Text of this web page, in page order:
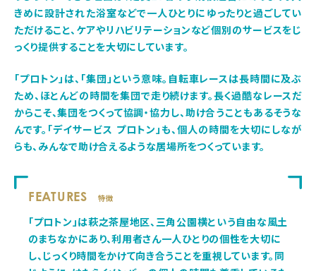
きめに設計された浴室などで一人ひとりにゆったりと過ごしてい
ただけること、ケアやリハビリテーションなど個別のサービスをじ
っくり提供することを大切にしています。
「プロトン」は、「集団」という意味。自転車レースは長時間に及ぶ
ため、ほとんどの時間を集団で走り続けます。長く過酷なレースだ
からこそ、集団をつくって協調・協力し、助け合うこともあるそうな
んです。「デイサービス プロトン」も、個人の時間を大切にしなが
らも、みんなで助け合えるような居場所をつくっています。
FEATURES 特徴
「プロトン」は萩之茶屋地区、三角公園横という自由な風土
のまちなかにあり、利用者さん一人ひとりの個性を大切に
し、じっくり時間をかけて向き合うことを重視しています。同